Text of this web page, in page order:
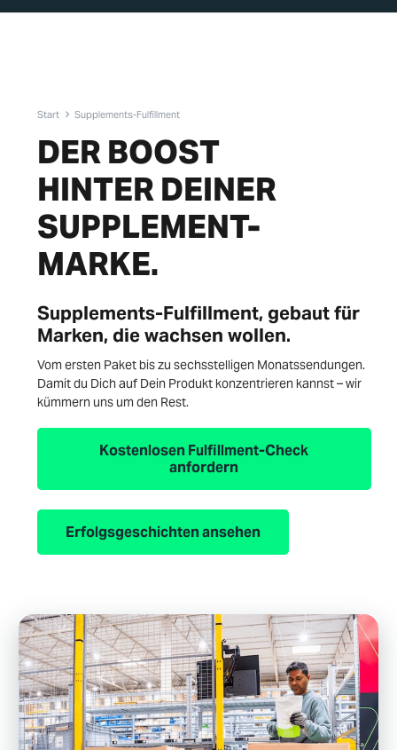
Start Supplements-Fulfillment
DER BOOST
HINTER DEINER
SUPPLEMENT-
MARKE.
Supplements-Fulfillment, gebaut für
Marken, die wachsen wollen.
Vom ersten Paket bis zu sechsstelligen Monatssendungen.
Damit du Dich auf Dein Produkt konzentrieren kannst – wir
kümmern uns um den Rest.
Kostenlosen Fulfillment-Check
anfordern
Erfolgsgeschichten ansehen